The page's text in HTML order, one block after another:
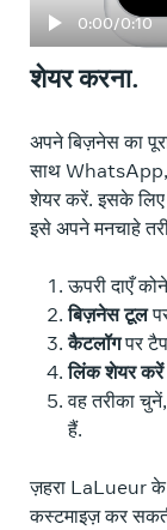
0:00/0:10
शेयर करना.
अपने बिज़नेस का
साथ
शेयर करें. इसके लिए
इसे अपने मनचाहे
ऊपरी दाएँ
बिज़नेस टूल
कैटलॉगपर
लिंक शेयर करें
वह तरीका
हैं.
ज़हरा LaLueur के
कस्टमाइज़ कर